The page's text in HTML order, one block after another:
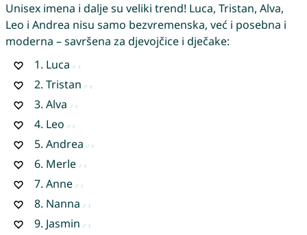
Unisex imena i dalje su veliki trend! Luca, Tristan, Alva,
Leo i Andrea nisu samo bezvremenska, već i posebna i
moderna – savršena za djevojčice i dječake:
1. Luca
2. Tristan
3. Alva
4. Leo
5. Andrea
6. Merle
7. Anne
8. Nanna
9. Jasmin